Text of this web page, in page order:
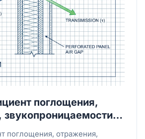
поглощения,
поглощения, отражения,